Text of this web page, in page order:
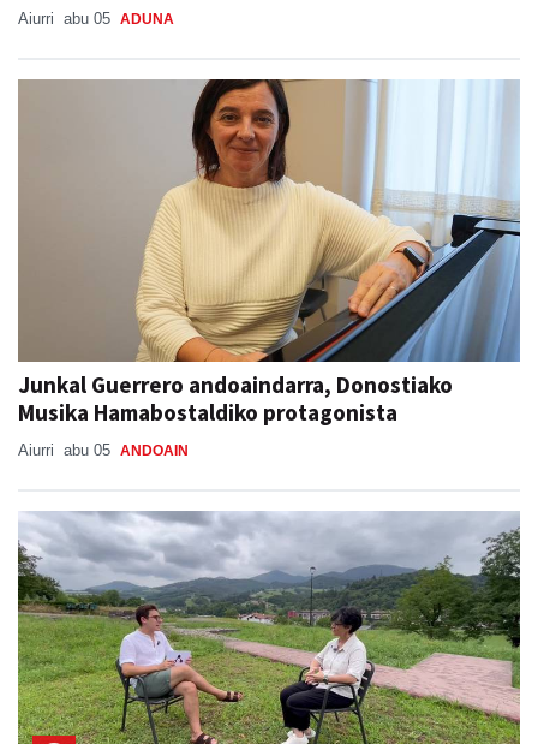
Aiurri abu 05 ADUNA
Junkal Guerrero andoaindarra, Donostiako
Musika Hamabostaldiko protagonista
Aiurri abu 05 ANDOAIN